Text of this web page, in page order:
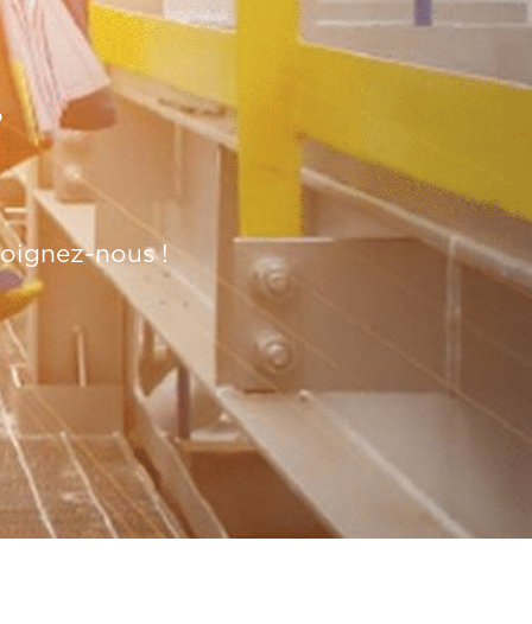
nous !